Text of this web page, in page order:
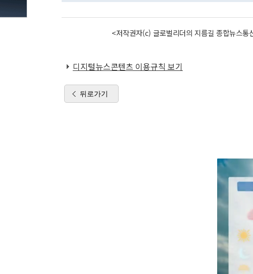
<저작권자(c) 글로벌리더의 지름길 종합뉴스
디지털뉴스콘텐츠 이용규칙 보기
뒤로가기